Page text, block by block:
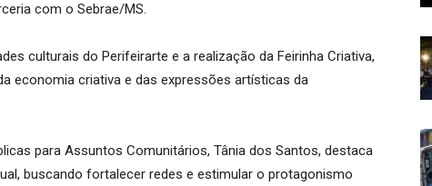
com o Sebrae/MS.
culturais do Perifeirarte e a realização da Feirinha Criativa,
economia criativa e das expressões artísticas da
para Assuntos Comunitários, Tânia dos Santos, destaca
buscando fortalecer redes e estimular o protagonismo